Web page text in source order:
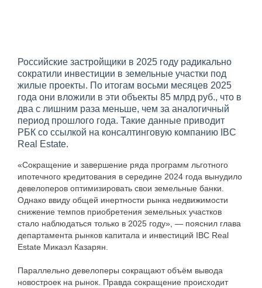
Российские застройщики в 2025 году радикально
сократили инвестиции в земельные участки под
жилые проекты. По итогам восьми месяцев 2025
года они вложили в эти объекты 85 млрд руб., что в
два с лишним раза меньше, чем за аналогичный
период прошлого года. Такие данные приводит
РБК со ссылкой на консалтинговую компанию IBC
Real Estate.
«Сокращение и завершение ряда программ льготного
ипотечного кредитования в середине 2024 года вынудило
девелоперов оптимизировать свои земельные банки.
Однако ввиду общей инертности рынка недвижимости
снижение темпов приобретения земельных участков
стало наблюдаться только в 2025 году», — пояснил глава
департамента рынков капитала и инвестиций IBC Real
Estate Микаэл Казарян.
Параллельно девелоперы сокращают объём вывода
новостроек на рынок. Правда сокращение происходит